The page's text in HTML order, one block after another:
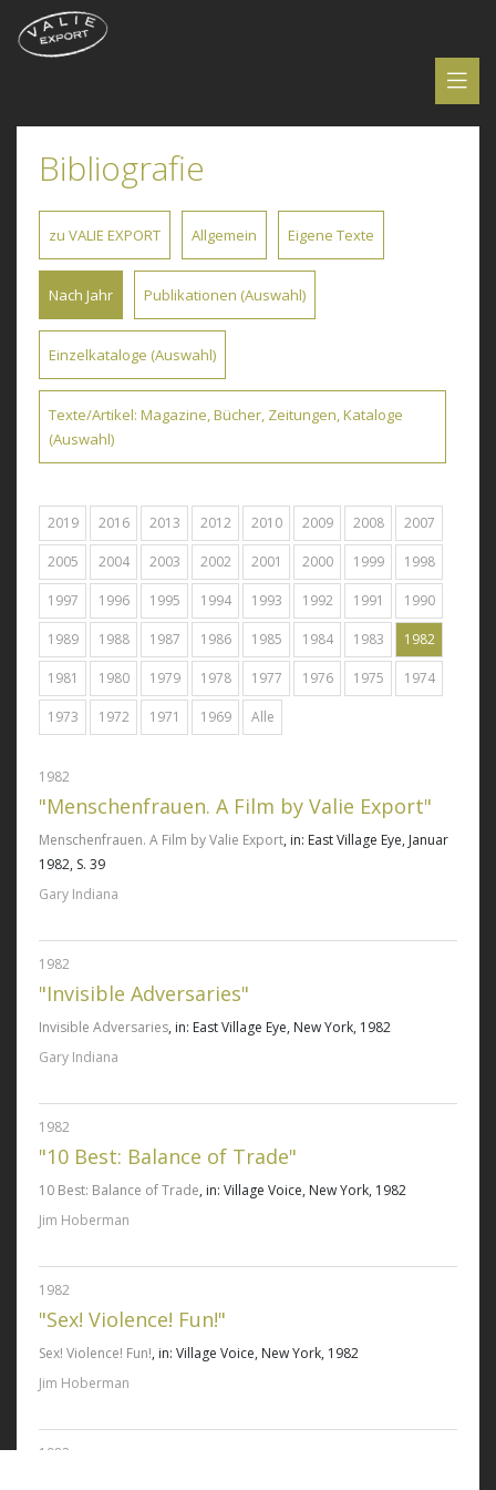
Bibliografie
zu VALIE EXPORT Allgemein Eigene Texte
Nach Jahr Publikationen (Auswahl)
Einzelkataloge (Auswahl)
Texte/Artikel: Magazine, Bücher, Zeitungen, Kataloge
(Auswahl)
2019 2016 2013 2012 2010 2009 2008 2007
2005 2004 2003 2002 2001 2000 1999 1998
1997 1996 1995 1994 1993 1992 1991 1990
1989 1988 1987 1986 1985 1984 1983 1982
1981 1980 1979 1978 1977 1976 1975 1974
1973 1972 1971 1969 Alle
1982
"Menschenfrauen. A Film by Valie Export"
Menschenfrauen. A Film by Valie Export, in: East Village Eye, Januar
1982, S. 39
Gary Indiana
1982
"Invisible Adversaries"
Invisible Adversaries, in: East Village Eye, New York, 1982
Gary Indiana
1982
"10 Best: Balance of Trade"
10 Best: Balance of Trade, in: Village Voice, New York, 1982
Jim Hoberman
1982
"Sex! Violence! Fun!"
Sex! Violence! Fun!, in: Village Voice, New York, 1982
Jim Hoberman
1982